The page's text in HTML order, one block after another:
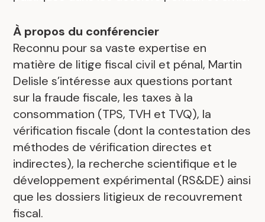
À propos du conférencier
Reconnu pour sa vaste expertise en
matière de litige fiscal civil et pénal, Martin
Delisle s’intéresse aux questions portant
sur la fraude fiscale, les taxes à la
consommation (TPS, TVH et TVQ), la
vérification fiscale (dont la contestation des
méthodes de vérification directes et
indirectes), la recherche scientifique et le
développement expérimental (RS&DE) ainsi
que les dossiers litigieux de recouvrement
fiscal.